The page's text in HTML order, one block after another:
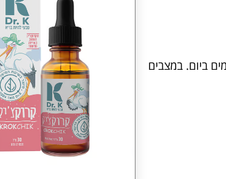
ישירות מהטפטפת או בכפית עד 10 פעמים ביום. במצבים